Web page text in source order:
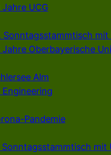
UCG
Sonntagsstammtisch mit
Oberbayerische
Alm
Engineering
Pandemie
Sonntagsstammtisch mit